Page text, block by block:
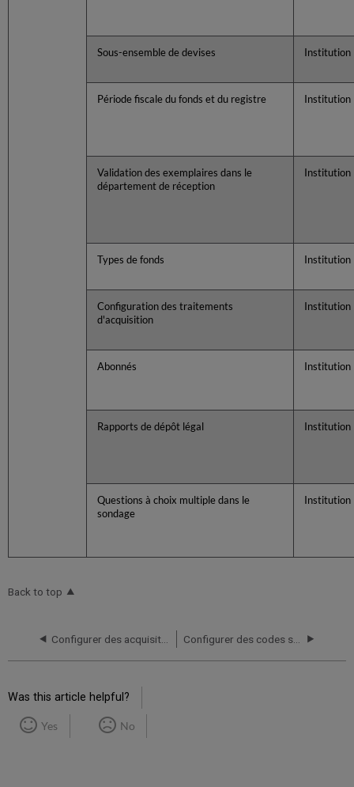
Sous-ensemble de devises Institution
Période fiscale du fonds et du registre Institution
Validation des exemplaires dans le
département de réception
Institution
Types de fonds Institution
Configuration des traitements
d'acquisition
Institution
Abonnés Institution
Rapports de dépôt légal Institution
Questions à choix multiple dans le
sondage
Institution
Back to top
Was this article helpful?
Yes No